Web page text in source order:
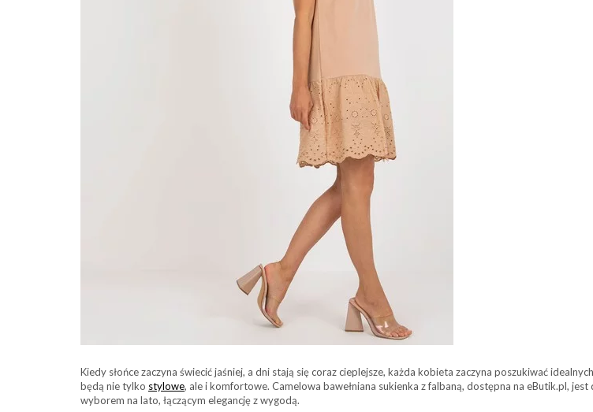
Kiedy słońce zaczyna świecić jaśniej, a dni stają się coraz cieplejsze, każda kobieta zaczyna poszukiwać
będą nie tylko stylowe, ale i komfortowe. Camelowa bawełniana sukienka z falbaną, dostępna na eButik.pl, jest
wyborem na lato, łączącym elegancję z wygodą.